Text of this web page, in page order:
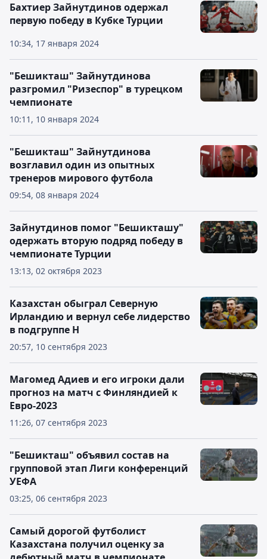
10:34, 17 января 2024
Бахтиер Зайнутдинов одержал
первую победу в Кубке Турции
10:11, 10 января 2024
"Бешикташ" Зайнутдинова
разгромил "Ризеспор" в турецком
чемпионате
09:54, 08 января 2024
"Бешикташ" Зайнутдинова
возглавил один из опытных
тренеров мирового футбола
13:13, 02 октября 2023
Зайнутдинов помог "Бешикташу"
одержать вторую подряд победу в
чемпионате Турции
20:57, 10 сентября 2023
Казахстан обыграл Северную
Ирландию и вернул себе лидерство
в подгруппе H
11:26, 07 сентября 2023
Магомед Адиев и его игроки дали
прогноз на матч с Финляндией к
Евро-2023
03:25, 06 сентября 2023
"Бешикташ" объявил состав на
групповой этап Лиги конференций
УЕФА
Самый дорогой футболист
Казахстана получил оценку за